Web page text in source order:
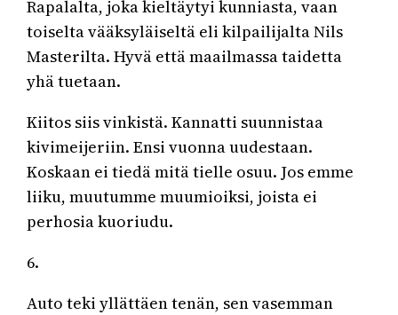
Rapalalta, joka kieltäytyi kunniasta, vaan
toiselta vääksyläiseltä eli kilpailijalta Nils
Masterilta. Hyvä että maailmassa taidetta
yhä tuetaan.
Kiitos siis vinkistä. Kannatti suunnistaa
kivimeijeriin. Ensi vuonna uudestaan.
Koskaan ei tiedä mitä tielle osuu. Jos emme
liiku, muutumme muumioiksi, joista ei
perhosia kuoriudu.
6.
Auto teki yllättäen tenän, sen vasemman